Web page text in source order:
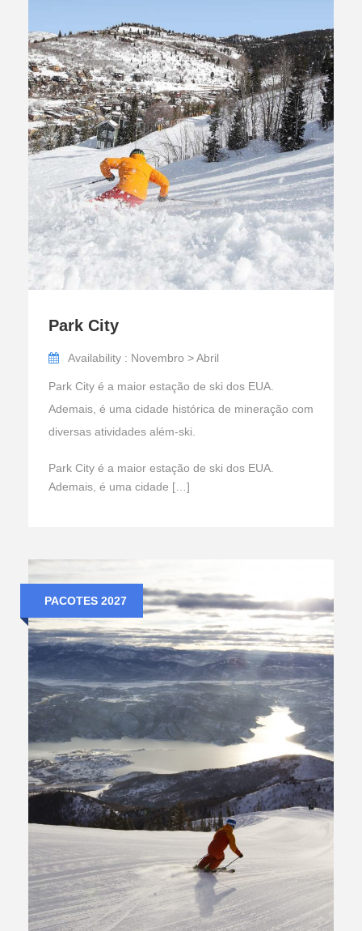
Park City
Availability : Novembro > Abril
Park City é a maior estação de ski dos EUA.
Ademais, é uma cidade histórica de mineração com
diversas atividades além-ski.
Park City é a maior estação de ski dos EUA.
Ademais, é uma cidade […]
PACOTES 2027